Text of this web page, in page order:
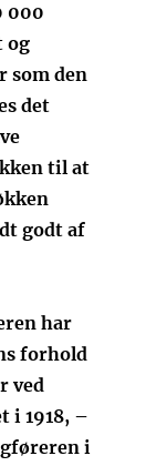
000
og
som den
det
til at
godt af
har
forhold
ved
i 1918, –
i